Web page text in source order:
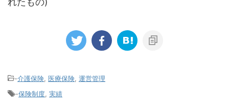
-介護保険 医療保険 運営管理
-保険制度 実績